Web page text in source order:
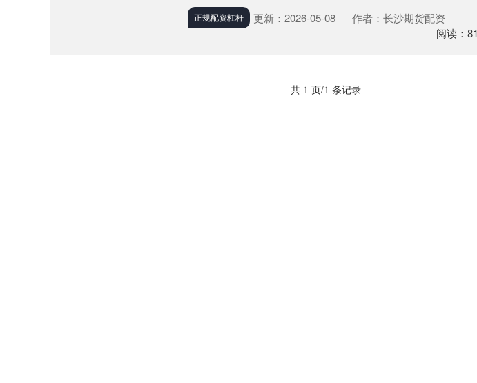
正规配资杠杆 更新：2026-05-08
作者：长沙期货配资
阅读： 81
共 1 页/1 条记录